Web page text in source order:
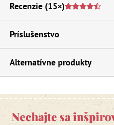
Recenzie (15×)
Príslušenstvo
Alternatívne produkty
Nechajte sa